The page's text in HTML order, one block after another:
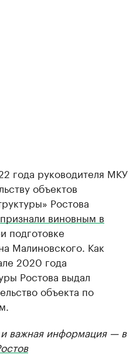
года руководителя МКУ
объектов
Ростова
признали виновным в
подготовке
Малиновского. Как
2020 года
Ростова выдал
объекта по
важная информация — в